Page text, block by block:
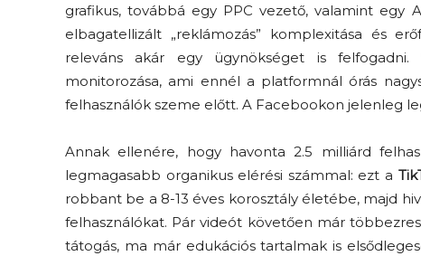
grafikus, továbbá egy PPC vezető, valamint egy
elbagatellizált „reklámozás” komplexitása és
releváns akár egy ügynökséget is
monitorozása, ami ennél a platformnál órás
felhasználók szeme előtt. A Facebookon jelenleg
Annak ellenére, hogy havonta 2.5 milliárd
legmagasabb organikus elérési számmal: ezt a
robbant be a 8-13 éves korosztály életébe, majd
felhasználókat. Pár videót követően már
tátogás, ma már edukációs tartalmak is